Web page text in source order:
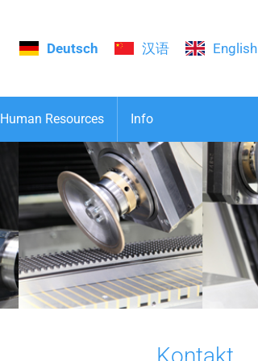
Deutsch 汉语 English
Human Resources Info